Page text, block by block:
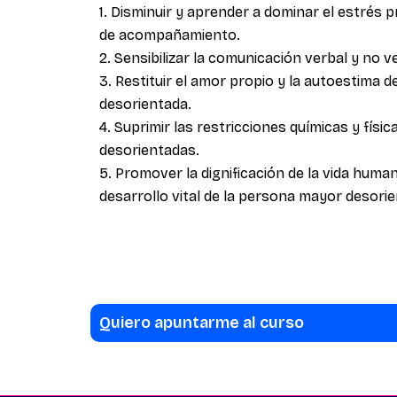
1. Disminuir y aprender a dominar el estrés
de acompañamiento.
2. Sensibilizar la comunicación verbal y no
3. Restituir el amor propio y la autoestima
desorientada.
4. Suprimir las restricciones químicas y
desorientadas.
5. Promover la dignificación de la vida
desarrollo vital de la persona mayor
Quiero apuntarme al curso